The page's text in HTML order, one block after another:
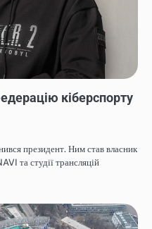
кіберспорту
президент. Ним став власник
та студії трансляцій